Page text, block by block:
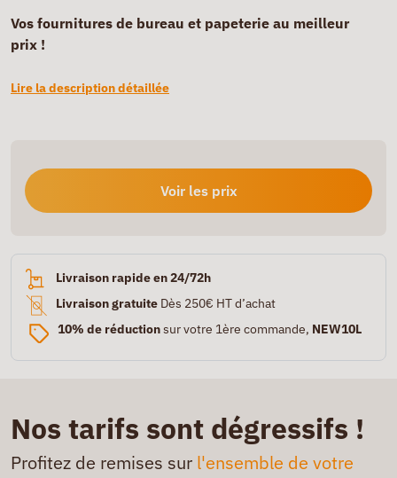
Vos fournitures de bureau et papeterie au meilleur
prix !
Lire la description détaillée
Voir les prix
Livraison rapide en 24/72h
Livraison gratuite Dès 250€ HT d’achat
10% de réductionsur votre 1ère commande, NEW10L
Nos tarifs sont dégressifs !
Profitez de remises sur l'ensemble de votre